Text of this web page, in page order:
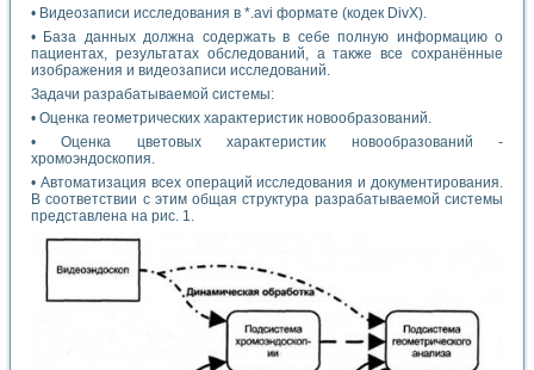
• Видеозаписи исследования в *.avi формате (кодек DivX).
• База данных должна содержать в себе полную информацию о
пациентах, результатах обследований, а также все сохранённые
изображения и видеозаписи исследований.
Задачи разрабатываемой системы:
• Оценка геометрических характеристик новообразований.
• Оценка цветовых характеристик новообразований -
хромоэндоскопия.
• Автоматизация всех операций исследования и документирования.
В соответствии с этим общая структура разрабатываемой системы
представлена на рис. 1.